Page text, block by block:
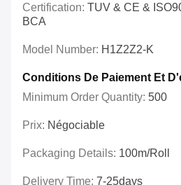
Certification: TUV & CE &
BCA
Model Number: H1Z2Z2-K
Conditions De Paiement Et
Minimum Order Quantity: 500
Prix: Négociable
Packaging Details: 100m/roll
Delivery Time: 7-25days